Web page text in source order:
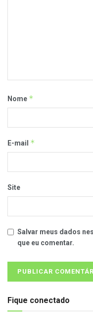
Nome *
E-mail *
Site
Salvar meus dados
que eu comentar.
Fique conectado